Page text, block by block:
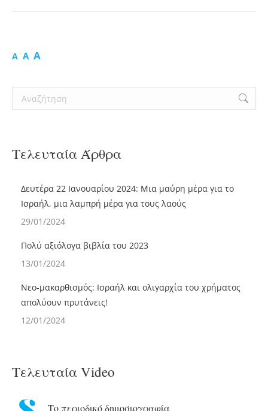
A A A
Search:
Τελευταία Άρθρα
Δευτέρα 22 Ιανουαρίου 2024: Μια μαύρη μέρα για το
Ισραήλ, μια λαμπρή μέρα για τους λαούς
29/01/2024
Πολύ αξιόλογα βιβλία του 2023
13/01/2024
Νεο-μακαρθισμός: Ισραήλ και ολιγαρχία του χρήματος
απολύουν πρυτάνεις!
12/01/2024
Τελευταία Video
Το περιοδικό δημοσιογραφία